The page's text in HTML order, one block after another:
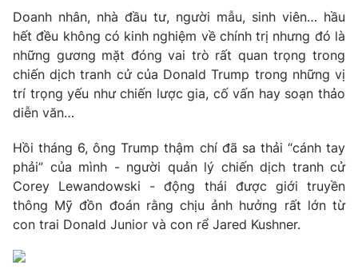
Hitech Công nghệ tương lai
Sản phẩm
Thị trường
Tư vấn
Giao lưu trực tuyến
Lịch phát sóng
Emagazine Podcast
Photo Infographic
Video
Doanh nhân, nhà đầu tư, người mẫu, sinh viên… hầu
hết đều không có kinh nghiệm về chính trị nhưng đó là
những gương mặt đóng vai trò rất quan trọng trong
chiến dịch tranh cử của Donald Trump trong những vị
trí trọng yếu như chiến lược gia, cố vấn hay soạn thảo
diễn văn…
Hồi tháng 6, ông Trump thậm chí đã sa thải “cánh tay
phải” của mình - người quản lý chiến dịch tranh cử
Corey Lewandowski - động thái được giới truyền
thông Mỹ đồn đoán rằng chịu ảnh hưởng rất lớn từ
con trai Donald Junior và con rể Jared Kushner.